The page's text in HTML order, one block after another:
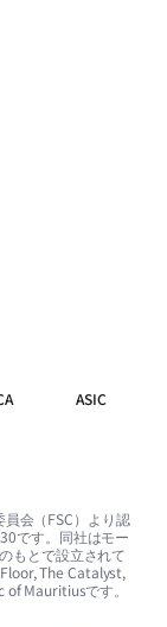
ASIC
会（FSC）より認
です。同社はモー
もとで設立されて
The Catalyst,
Mauritiusです。